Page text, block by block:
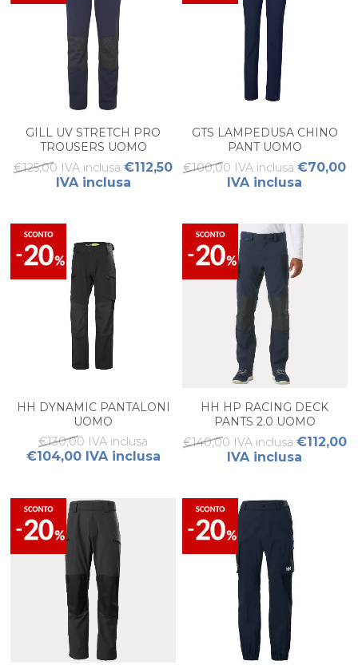
GILL UV STRETCH PRO
TROUSERS UOMO
€125,00 IVA inclusa €112,50
IVA inclusa
GTS LAMPEDUSA CHINO
PANT UOMO
€100,00 IVA inclusa €70,00
IVA inclusa
HH DYNAMIC PANTALONI
UOMO
€130,00 IVA inclusa
€104,00 IVA inclusa
HH HP RACING DECK
PANTS 2.0 UOMO
€140,00 IVA inclusa €112,00
IVA inclusa